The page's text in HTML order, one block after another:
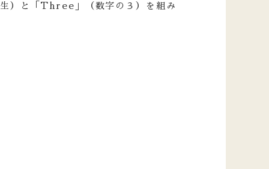
）と「Three」（数字の３）を組み